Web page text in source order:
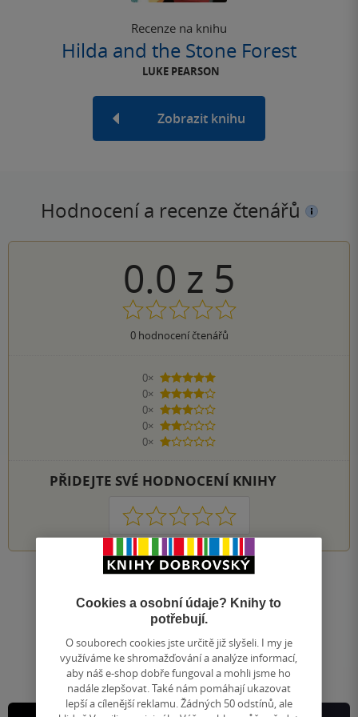
Recenze na knihu
Hilda and the Stone Forest
LUKE PEARSON
Zobrazit knihu
Hodnocení a recenze čtenářů
0.0 z 5
0hodnocení čtenářů
0×
5 hvězdiček
0×
4 hvězdičky
0×
3 hvězdičky
0×
2 hvězdičky
0×
1 hvezdička
PŘIDEJTE SVÉ HODNOCENÍ KNIHY
1 2 3 4 5
Zobrazeno 20 z 20
1
na
stránku
/ 1
Cookies a osobní údaje? Knihy to
potřebují.
O souborech cookies jste určitě již slyšeli. I my je
využíváme ke shromažďování a analýze informací,
aby náš e-shop dobře fungoval a mohli jsme ho
nadále zlepšovat. Také nám pomáhají ukazovat
lepší a cílenější reklamu. Žádných 50 odstínů, ale